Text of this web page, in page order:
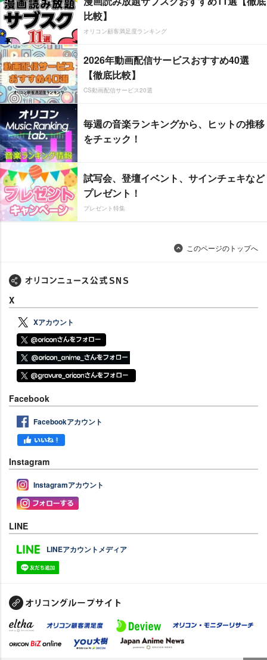
比較】
オリコン顧客満足度ランキング
2026年動画配信サービスおすすめ40選
【徹底比較】
CS動画配信サービス20選
毎週の音楽ランキングから、ヒットの推移
をチェック！
試写会、登壇イベント、サインチェキなど
プレゼント！
プレゼント特集
このページのトップへ
X
Xアカウント
Facebook
Facebookアカウント
Instagram
Instagramアカウント
LINE
LINEアカウントメディア